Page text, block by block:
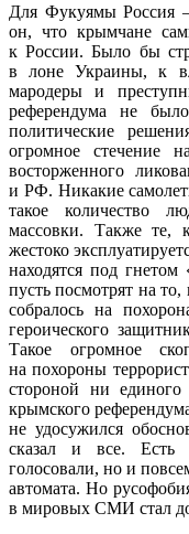
Для Фукуямы Россия
он, что крымчане
к России. Было бы
в лоне Украины, к
мародеры и
референдума не
политические
огромное стечение
восторженного
и РФ. Никакие
такое количество
массовки. Также те,
жестоко
находятся под гнетом
пусть посмотрят на
собралось на
героического
Такое огромное
на похороны
стороной ни единого
крымского
не удосужился
сказал и все. Есть
голосовали, но и
автомата. Но
в мировых СМИ стал